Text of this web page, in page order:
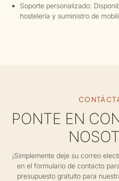
Soporte personalizado:
hostelería y suministro de
PONTE EN
¡Simplemente deje su correo
en el formulario de contacto
presupuesto gratuito para